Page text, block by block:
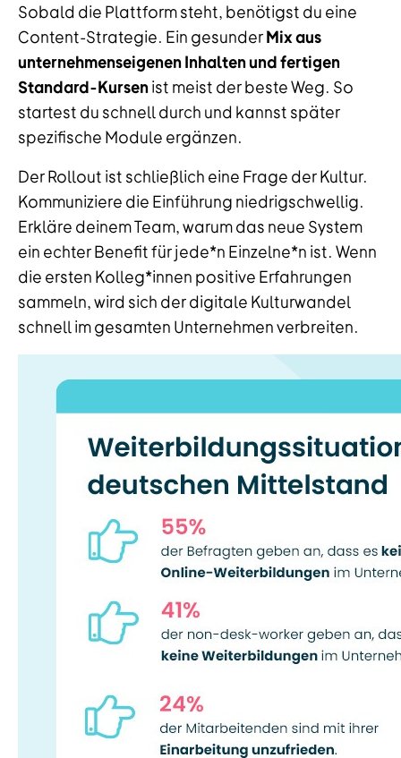
Sobald die Plattform steht, benötigst du eine
Content-Strategie. Ein gesunderMix aus
unternehmenseigenen Inhalten und fertigen
Standard-Kursenist meist der beste Weg. So
startest du schnell durch und kannst später
spezifische Module ergänzen.
Der Rollout ist schließlich eine Frage der Kultur.
Kommuniziere die Einführung niedrigschwellig.
Erkläre deinem Team, warum das neue System
ein echter Benefit für jede*n Einzelne*n ist. Wenn
die ersten Kolleg*innen positive Erfahrungen
sammeln, wird sich der digitale Kulturwandel
schnell im gesamten Unternehmen verbreiten.